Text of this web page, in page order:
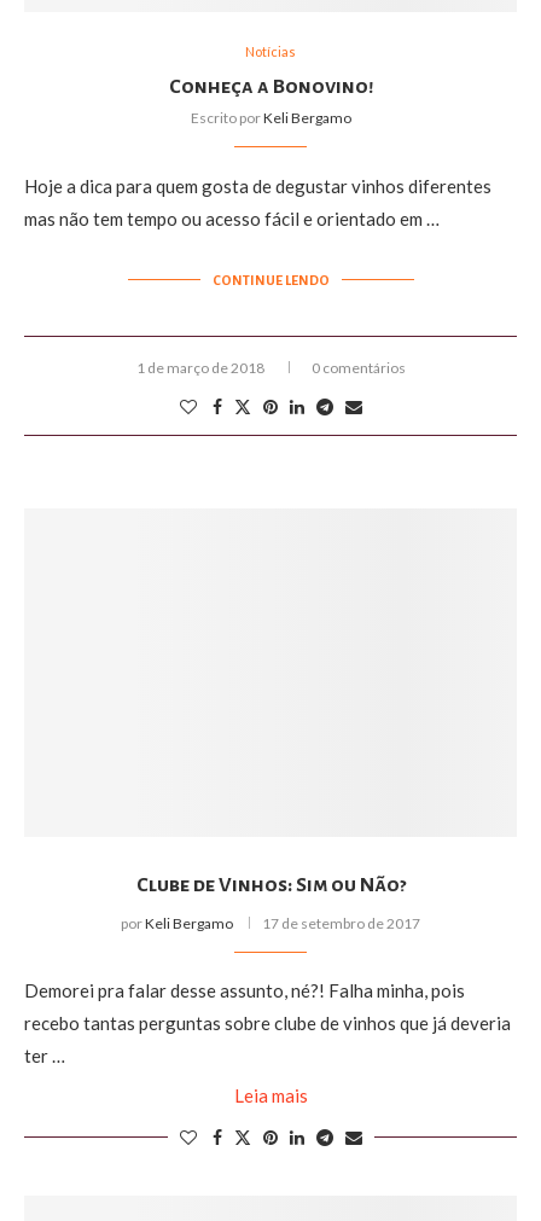
Notícias
Conheça a Bonovino!
Escrito porKeli Bergamo
Hoje a dica para quem gosta de degustar vinhos diferentes
mas não tem tempo ou acesso fácil e orientado em …
CONTINUE LENDO
1 de março de 2018 0 comentários
Clube de Vinhos: Sim ou Não?
porKeli Bergamo 17 de setembro de 2017
Demorei pra falar desse assunto, né?! Falha minha, pois
recebo tantas perguntas sobre clube de vinhos que já deveria
ter …
Leia mais